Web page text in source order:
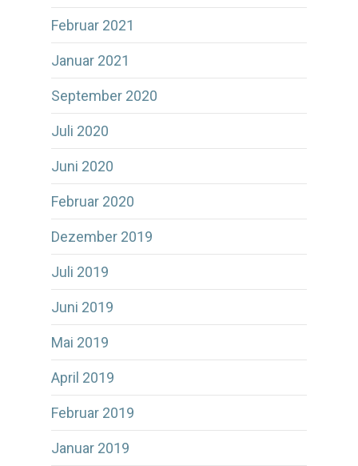
Februar 2021
Januar 2021
September 2020
Juli 2020
Juni 2020
Februar 2020
Dezember 2019
Juli 2019
Juni 2019
Mai 2019
April 2019
Februar 2019
Januar 2019